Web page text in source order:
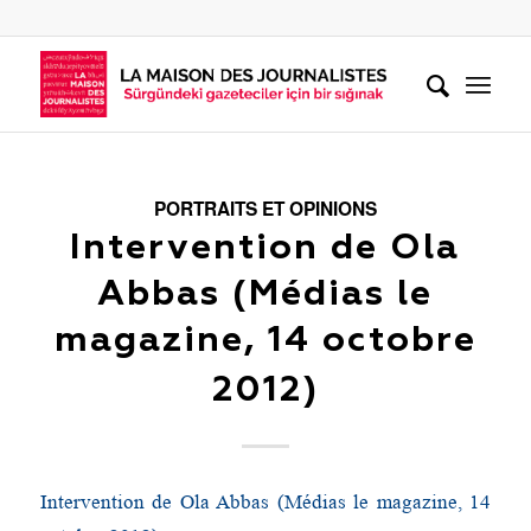
PORTRAITS ET OPINIONS
Intervention de Ola
Abbas (Médias le
magazine, 14 octobre
2012)
Intervention de Ola Abbas (Médias le magazine, 14